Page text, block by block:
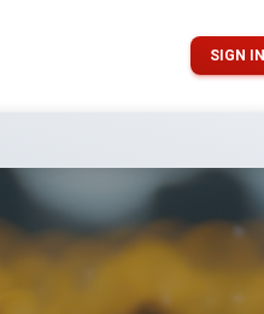
SIGN IN